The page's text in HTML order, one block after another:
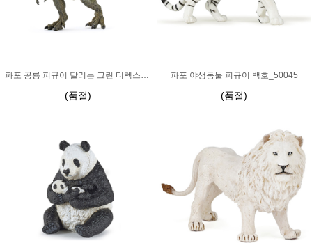
파포 공룡 피규어 달리는 그린 티렉스_55027
(품절)
파포 야생동물 피규어 백호_50045
(품절)